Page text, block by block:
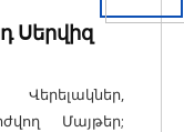
Սերվիզ
Մայթեր;